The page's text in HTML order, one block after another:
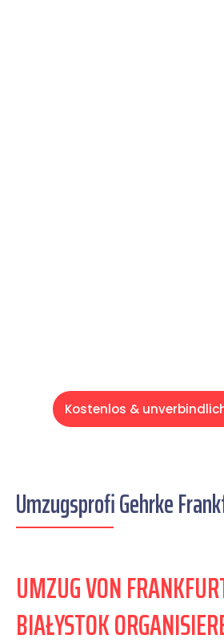
Kostenlos &
Umzugsprofi Gehrke
UMZUG VON
BIAŁYSTOK